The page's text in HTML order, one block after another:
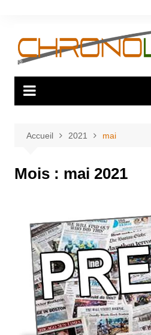
contenu
Accueil 2021 mai
Mois : mai 2021